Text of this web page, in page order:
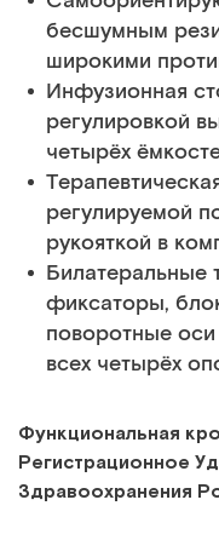
бесшумным
широкими
Инфузионная
регулировкой
четырёх
регулируемой
рукояткой в
Билатеральные
фиксаторы,
поворотные
всех четырёх
Функциональная
Регистрационное
Здравоохранения